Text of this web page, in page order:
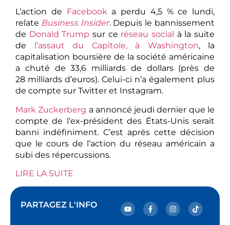
L’action de Facebooka perdu 4,5 % ce lundi,
relate Business Insider. Depuis le bannissement
de Donald Trump sur ce réseau social
à la suite
de
l’assaut du Capitole, à Washington, la
capitalisation boursière de la société américaine
a chuté de 33,6 milliards de dollars (près de
28 milliards d’euros). Celui-ci n’a également plus
de compte sur Twitter et Instagram.
Mark Zuckerberg a annoncé jeudi dernier que le
compte de l’ex-président des États-Unis serait
banni indéfiniment. C’est après cette décision
que le cours de l’action du réseau américain a
subi des répercussions.
LIRE LA SUITE
PARTAGEZ L'INFO